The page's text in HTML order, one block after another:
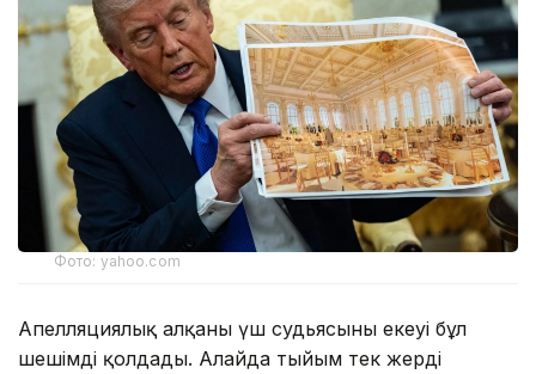
Фото: yahoo.com
Апелляциялық алқаның үш судьясының екеуі бұл
шешімді қолдады. Алайда тыйым тек жердің